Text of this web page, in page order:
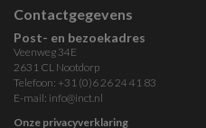
Contactgegevens
Post- en bezoekadres
Veenweg 34E
2631 CL Nootdorp
Telefoon: +31 (0)6 26 24 41 83
E-mail: info@inct.nl
Onze privacyverklaring